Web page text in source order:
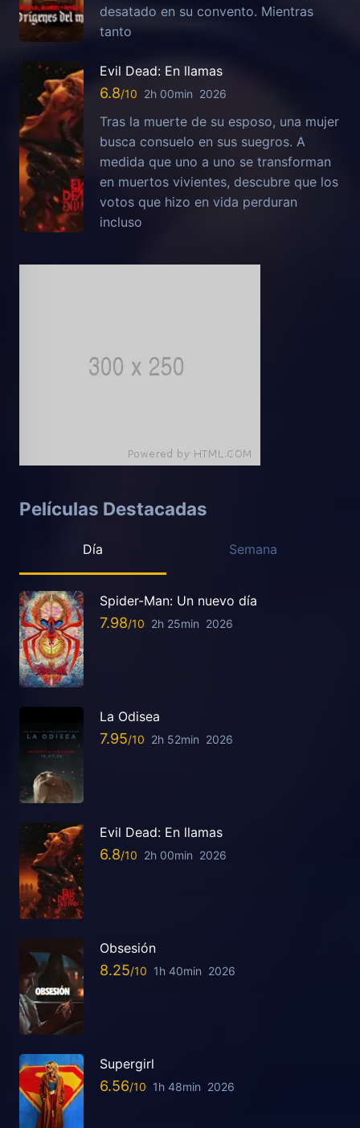
desatado en su convento. Mientras
tanto
Evil Dead: En llamas
6.8 2h 00min 2026
Tras la muerte de su esposo, una mujer
busca consuelo en sus suegros. A
medida que uno a uno se transforman
en muertos vivientes, descubre que los
votos que hizo en vida perduran
incluso
Películas Destacadas
Día Semana
Spider-Man: Un nuevo día
7.98 2h 25min 2026
La Odisea
7.95 2h 52min 2026
Evil Dead: En llamas
6.8 2h 00min 2026
Obsesión
8.25 1h 40min 2026
Supergirl
6.56 1h 48min 2026